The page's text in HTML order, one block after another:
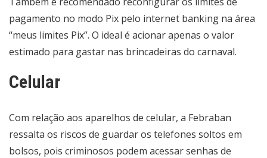
pagamento no modo Pix pelo internet banking na área
“meus limites Pix”. O ideal é acionar apenas o valor
estimado para gastar nas brincadeiras do carnaval.
Celular
Com relação aos aparelhos de celular, a Febraban
ressalta os riscos de guardar os telefones soltos em
bolsos, pois criminosos podem acessar senhas de